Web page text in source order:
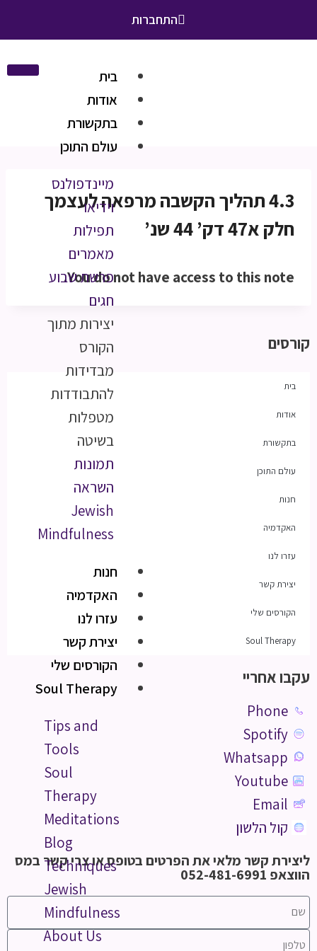
התחברות
בית
אודות
בתקשורת
עולם התוכן
מיינדפולנס
וידיאו
תפילות
מאמרים
פרשת שבוע
חגים
יצירות מתוך
הקורס
מבדידות
להתבודדות
מטפלות
בשיטה
תמונות
השראה
Jewish
Mindfulness
חנות
האקדמיה
עזרו לנו
יצירת קשר
הקורסים שלי
Soul Therapy
Tips and
Tools
Soul
Therapy
Meditations
Blog
Techniques
Jewish
Mindfulness
About Us
4.3 תהליך הקשבה מרפאה לעצמך
חלק א47 דק’ 44 שנ’
You do not have access to this note.
קורסים
בית
אודות
בתקשורת
עולם התוכן
חנות
האקדמיה
עזרו לנו
יצירת קשר
הקורסים שלי
Soul Therapy
עקבו אחריי
Phone
Spotify
Whatsapp
Youtube
Email
קול הלשון
ליצירת קשר מלאי את הפרטים בטופס או צרי קשר במס
הווצאפ 052-481-6991